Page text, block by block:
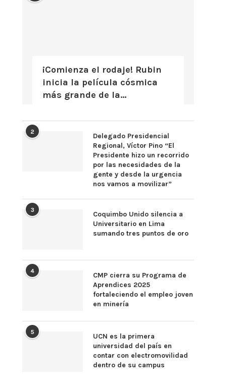
¡Comienza el rodaje! Rubin
inicia la película cósmica
más grande de la...
2
Delegado Presidencial
Regional, Víctor Pino “El
Presidente hizo un recorrido
por las necesidades de la
gente y desde la urgencia
nos vamos a movilizar”
3
Coquimbo Unido silencia a
Universitario en Lima
sumando tres puntos de oro
4
CMP cierra su Programa de
Aprendices 2025
fortaleciendo el empleo joven
en minería
5
UCN es la primera
universidad del país en
contar con electromovilidad
dentro de su campus